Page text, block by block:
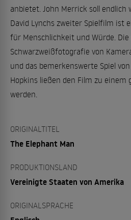
anbietet. John Merrick soll endlich
David Lynchs zweiter Spielfilm ist
für Menschlichkeit und Würde.
Schwarzweißfotografie von
und das bemerkenswerte Spiel
Hopkins ließen den Film zu einem
werden.
ORIGINALTITEL
The Elephant Man
PRODUKTIONSLAND
Vereinigte Staaten von Amerika
ORIGINALSPRACHE